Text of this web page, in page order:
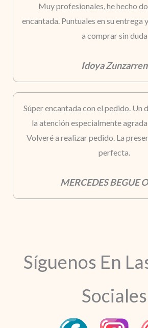
Muy profesionales, he hecho
encantada. Puntuales en su entrega
a comprar sin duda
Idoya Zunzarren
Súper encantada con el pedido. Un
la atención especialmente
Volveré a realizar pedido. La
perfecta.
MERCEDES BEGUE
Síguenos En
Sociales